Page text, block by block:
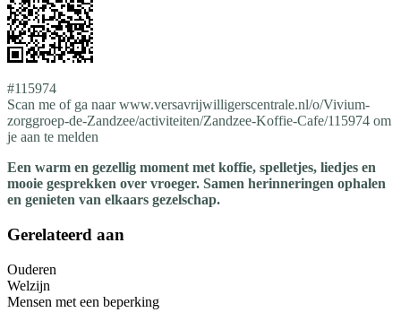
#115974
Scan me of ga naar www.versavrijwilligerscentrale.nl/o/Vivium-
zorggroep-de-Zandzee/activiteiten/Zandzee-Koffie-Cafe/115974 om
je aan te melden
Een warm en gezellig moment met koffie, spelletjes, liedjes en
mooie gesprekken over vroeger. Samen herinneringen ophalen
en genieten van elkaars gezelschap.
Gerelateerd aan
Ouderen
Welzijn
Mensen met een beperking